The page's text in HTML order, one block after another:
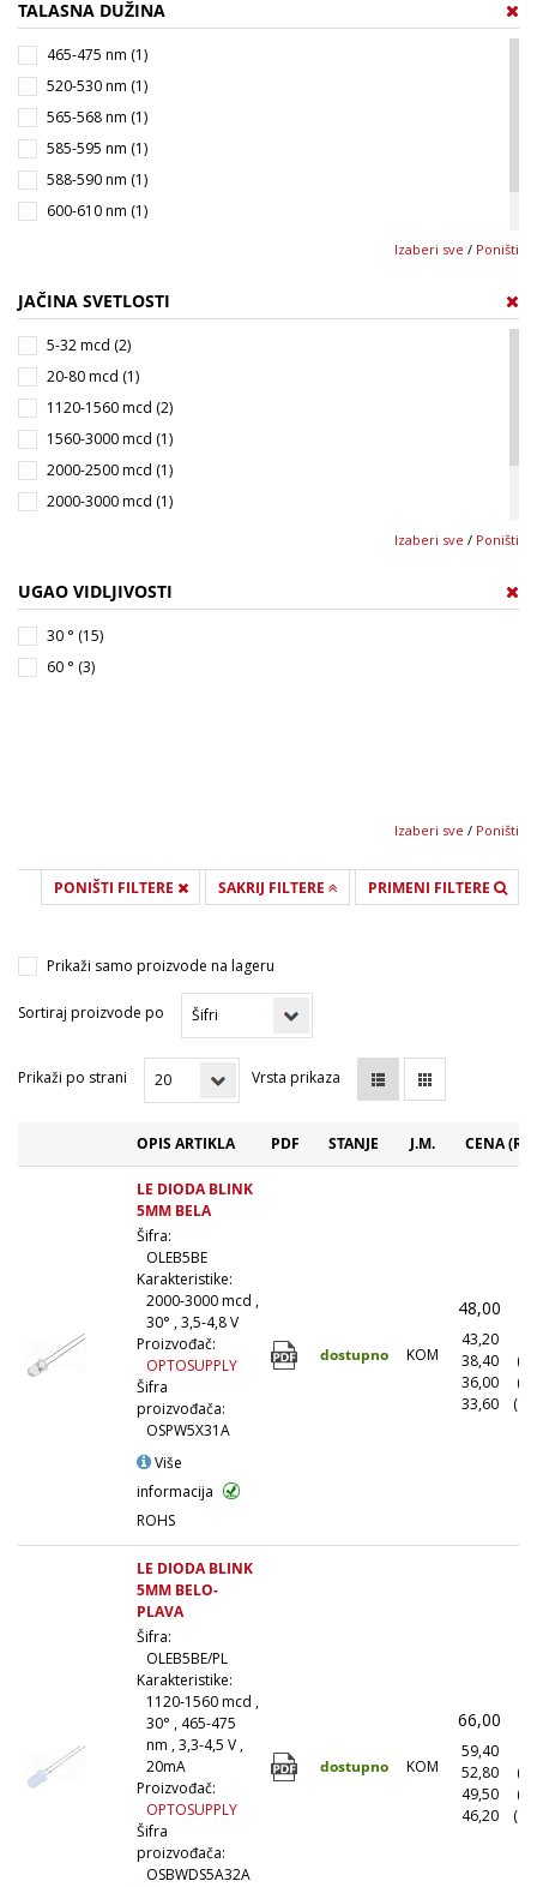
TALASNA DUŽINA
465-475 nm (1)
520-530 nm (1)
565-568 nm (1)
585-595 nm (1)
588-590 nm (1)
600-610 nm (1)
Izaberi sve / Poništi
JAČINA SVETLOSTI
5-32 mcd (2)
20-80 mcd (1)
1120-1560 mcd (2)
1560-3000 mcd (1)
2000-2500 mcd (1)
2000-3000 mcd (1)
5800-7000 mcd (2)
Izaberi sve / Poništi
UGAO VIDLJIVOSTI
30 ° (15)
60 ° (3)
Izaberi sve / Poništi
PONIŠTI FILTERE SAKRIJ FILTERE PRIMENI FILTERE
Prikaži samo proizvode na lageru
Sortiraj proizvode po
Prikaži po strani Vrsta prikaza
OPIS ARTIKLA PDF STANJE J.M. CENA
LE DIODA BLINK
5MM BELA
Šifra:
OLEB5BE
Karakteristike:
2000-3000 mcd ,
30° , 3,5-4,8 V
Proizvođač:
OPTOSUPPLY
Šifra
proizvođača:
OSPW5X31A
Više
informacija
ROHS
dostupno KOM
48,00
43,20
38,40
36,00
33,60
LE DIODA BLINK
5MM BELO-
PLAVA
Šifra:
OLEB5BE/PL
Karakteristike:
1120-1560 mcd ,
30° , 465-475
nm , 3,3-4,5 V ,
20mA
Proizvođač:
OPTOSUPPLY
Šifra
proizvođača:
OSBWDS5A32A
dostupno KOM
66,00
59,40
52,80
49,50
46,20